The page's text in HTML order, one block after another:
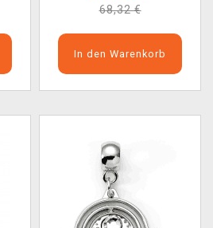
68,32 €
In den Warenkorb